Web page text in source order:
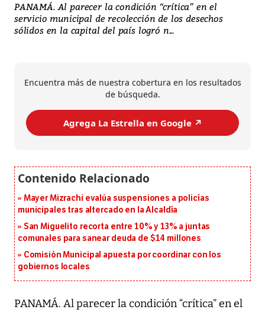
PANAMÁ. Al parecer la condición “crítica” en el
servicio municipal de recolección de los desechos
sólidos en la capital del país logró n...
Encuentra más de nuestra cobertura en los resultados
de búsqueda.
Agrega La Estrella en Google ↗️
Mayer Mizrachi evalúa suspensiones a policías
municipales tras altercado en la Alcaldía
San Miguelito recorta entre 10% y 13% a juntas
comunales para sanear deuda de $14 millones
Comisión Municipal apuesta por coordinar con los
gobiernos locales
PANAMÁ. Al parecer la condición “crítica” en el